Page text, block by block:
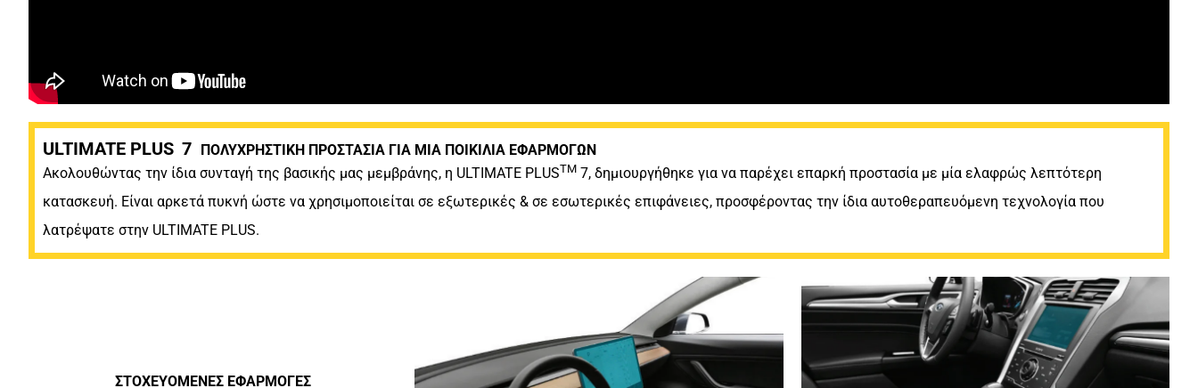
ULTIMATE PLUS 7 ΠΟΛΥΧΡΗΣΤΙΚΗ ΠΡΟΣΤΑΣΙΑ ΓΙΑ ΜΙΑ ΠΟΙΚΙΛΙΑ ΕΦΑΡΜΟΓΩΝ
Ακολουθώντας την ίδια συνταγή της βασικής μας μεμβράνης, η ULTIMATE PLUSTM 7, δημιουργήθηκε για να παρέχει επαρκή προστασία με μία ελαφρώς λεπτότερη
κατασκευή. Είναι αρκετά πυκνή ώστε να χρησιμοποιείται σε εξωτερικές & σε εσωτερικές επιφάνειες, προσφέροντας την ίδια αυτοθεραπευόμενη τεχνολογία που
λατρέψατε στην ULTIMATE PLUS.
ΣΤΟΧΕΥΟΜΕΝΕΣ ΕΦΑΡΜΟΓΕΣ